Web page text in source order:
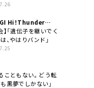
Hi！Thunder
】「遺伝子を継いでく
、やはりバンド」
こともない。どう転
黒夢でしかない」